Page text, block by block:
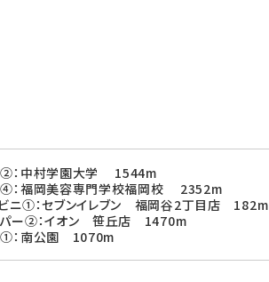
：中村学園大学 1544m
：福岡美容専門学校福岡校 2352m
ニ①：セブンイレブン 福岡谷2丁目店 182m
ー②：イオン 笹丘店 1470m
：南公園 1070m